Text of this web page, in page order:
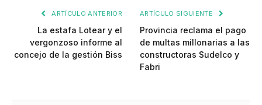
ARTÍCULO ANTERIOR
La estafa Lotear y el
vergonzoso informe al
concejo de la gestión Biss
ARTÍCULO SIGUIENTE
Provincia reclama el pago
de multas millonarias a las
constructoras Sudelco y
Fabri